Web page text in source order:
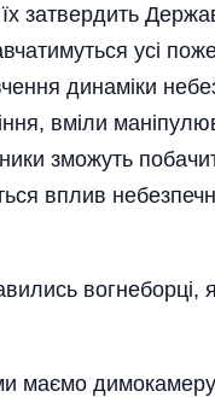
затвердить
усі
динаміки
вміли
зможуть
вплив
вогнеборці,
маємо